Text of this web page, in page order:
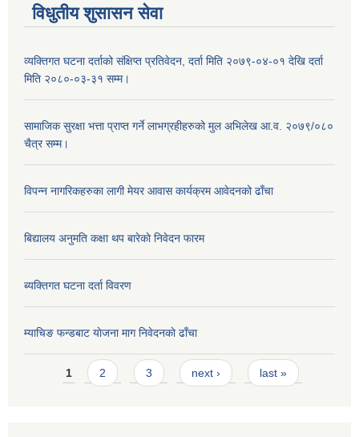
विधुतीय शुसासन सेवा
व्यक्तिगत घटना दर्ताको संक्षिप्त प्रतिवेदन, दर्ता मिति २०७९-०४-०१ देखि दर्ता
मिति २०८०-०३-३१ सम्म।
सामाजिक सुरक्षा भत्ता प्राप्त गर्ने लाभग्रहीहरुको मुल अभिलेख आ.व. २०७९/०८०
चैत्र सम्म।
विपन्न नागरिकहरुका लागी मेयर आवास कार्यक्रम आवेदनको ढाँचा
बिद्यालय अनुमति कक्षा थप बारेकाे निवेदन फारम
ब्यक्तिगत घटना दर्ता विवरण
म्याचिङ फन्डबाट याेजना माग निवेदनकाे ढाँचा
Pages
1 2 3 next › last »